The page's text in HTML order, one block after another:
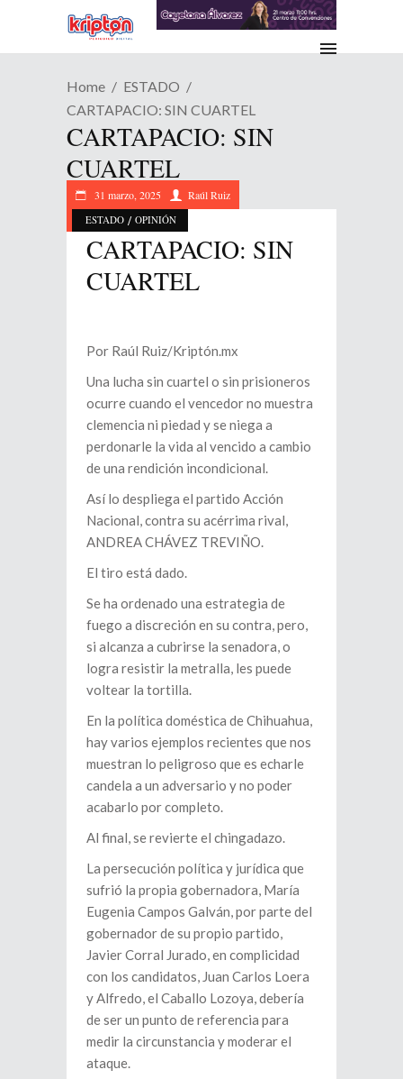
Home
ESTADO
CARTAPACIO: SIN CUARTEL
CARTAPACIO: SIN
CUARTEL
ESTADO / OPINIÓN
31 marzo, 2025 Raúl Ruiz
CARTAPACIO: SIN
CUARTEL
Por Raúl Ruiz/Kriptón.mx
Una lucha sin cuartel o sin prisioneros
ocurre cuando el vencedor no muestra
clemencia ni piedad y se niega a
perdonarle la vida al vencido a cambio
de una rendición incondicional.
Así lo despliega el partido Acción
Nacional, contra su acérrima rival,
ANDREA CHÁVEZ TREVIÑO.
El tiro está dado.
Se ha ordenado una estrategia de
fuego a discreción en su contra, pero,
si alcanza a cubrirse la senadora, o
logra resistir la metralla, les puede
voltear la tortilla.
En la política doméstica de Chihuahua,
hay varios ejemplos recientes que nos
muestran lo peligroso que es echarle
candela a un adversario y no poder
acabarlo por completo.
Al final, se revierte el chingadazo.
La persecución política y jurídica que
sufrió la propia gobernadora, María
Eugenia Campos Galván, por parte del
gobernador de su propio partido,
Javier Corral Jurado, en complicidad
con los candidatos, Juan Carlos Loera
y Alfredo, el Caballo Lozoya, debería
de ser un punto de referencia para
medir la circunstancia y moderar el
ataque.